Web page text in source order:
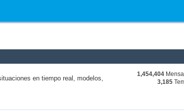
en tiempo real, modelos,
1,454,404
3,185